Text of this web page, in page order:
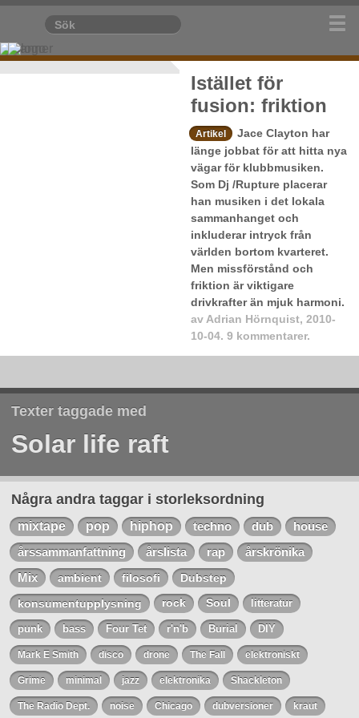
Istället för
fusion: friktion
Artikel
Jace Clayton har
länge jobbat för att hitta nya
vägar för klubbmusiken.
Som Dj /Rupture placerar
han musiken i det lokala
sammanhanget och
inkluderar intryck från
världen bortom kvarteret.
Men missförstånd och
friktion är viktigare
drivkrafter än mjuk harmoni.
av Adrian Hörnquist, 2010-
10-04. 9 kommentarer.
Texter taggade med
Solar life raft
Några andra taggar i storleksordning
mixtape pop hiphop techno dub house
årssammanfattning årslista rap
årskrönika
Mix
ambient filosofi
Dubstep
konsumentupplysning
rock Soul litteratur
punk bass Four Tet r'n'b Burial DIY
Mark E Smith disco drone The Fall elektroniskt
Grime minimal jazz elektronika Shackleton
The Radio Dept. noise Chicago dubversioner kraut